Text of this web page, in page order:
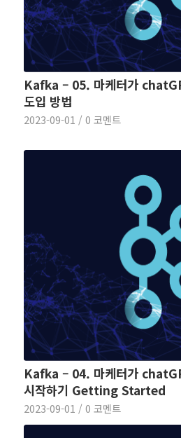
Kafka – 05. 마케터가
도입 방법
2023-09-01 / 0 코멘트
Kafka – 04. 마케터가
시작하기 Getting Started
2023-09-01 / 0 코멘트